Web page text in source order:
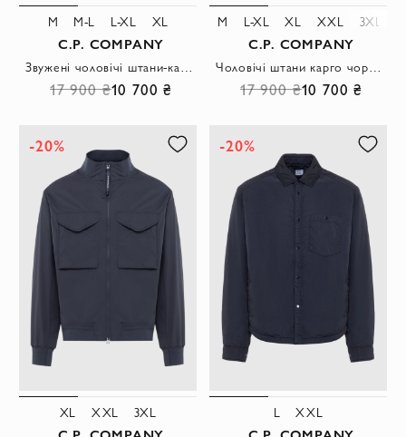
M M-L L-XL XL
C.P. COMPANY
Звужені чоловічі штани-карго з бавовняного твіла пісочного кольору
17 900 ₴10 700 ₴
M L-XL XL XXL 3XL
C.P. COMPANY
Чоловічі штани карго чорного кольору з фірмовою лінзою
17 900 ₴10 700 ₴
-20%
XL XXL 3XL
-20%
L XXL